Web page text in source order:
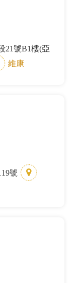
21號B1樓(亞
維康
號